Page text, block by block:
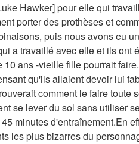
Hawker] pour elle qui
porter des prothèses et
puis nous avons eu
a travaillé avec elle et ils ont
10 ans -vieille fille pourrait
qu'ils allaient devoir lui
comment le faire toute
se lever du sol sans utiliser
minutes d'entraînement.En
les plus bizarres du